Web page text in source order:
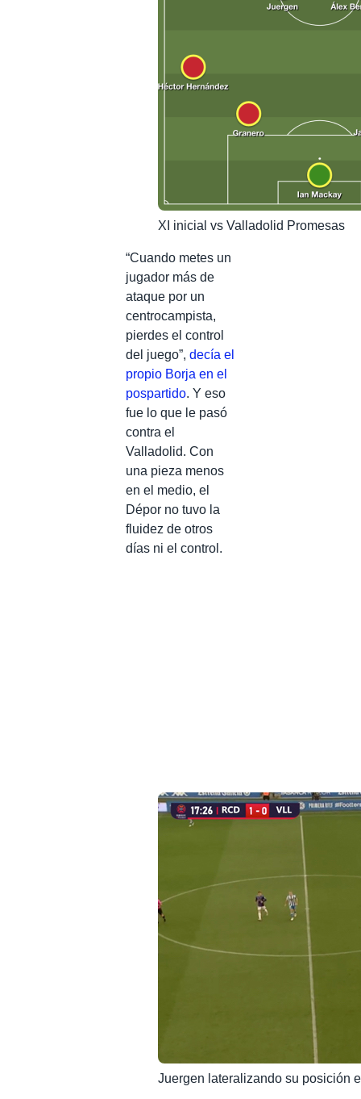
XI inicial vs Valladolid Promesas
“Cuando metes un
jugador más de
ataque por un
centrocampista,
pierdes el control
del juego”, decía el
propio Borja en el
pospartido. Y eso
fue lo que le pasó
contra el
Valladolid. Con
una pieza menos
en el medio, el
Dépor no tuvo la
fluidez de otros
días ni el control.
Juergen lateralizando su posición